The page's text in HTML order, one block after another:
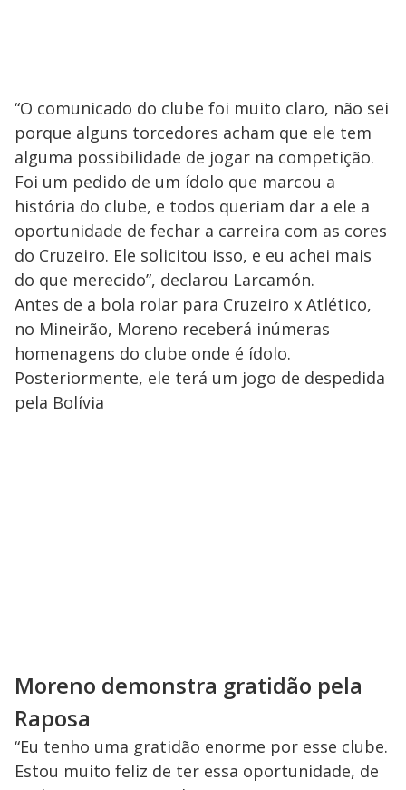
“O comunicado do clube foi muito claro, não sei
porque alguns torcedores acham que ele tem
alguma possibilidade de jogar na competição.
Foi um pedido de um ídolo que marcou a
história do clube, e todos queriam dar a ele a
oportunidade de fechar a carreira com as cores
do Cruzeiro. Ele solicitou isso, e eu achei mais
do que merecido”, declarou Larcamón.
Antes de a bola rolar para Cruzeiro x Atlético,
no Mineirão, Moreno receberá inúmeras
homenagens do clube onde é ídolo.
Posteriormente, ele terá um jogo de despedida
pela Bolívia
Moreno demonstra gratidão pela
Raposa
“Eu tenho uma gratidão enorme por esse clube.
Estou muito feliz de ter essa oportunidade, de